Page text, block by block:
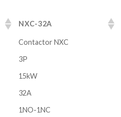
NXC-32A
Contactor NXC
3P
15kW
32A
1NO-1NC